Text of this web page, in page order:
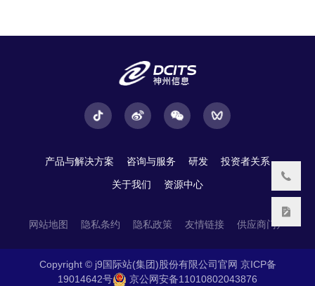
产品与解决方案 咨询与服务 研发 投资者关系
关于我们 资源中心
网站地图 隐私条约 隐私政策 友情链接 供应商门户
Copyright © j9国际站(集团)股份有限公司官网 京ICP备
19014642号
京公网安备11010802043876